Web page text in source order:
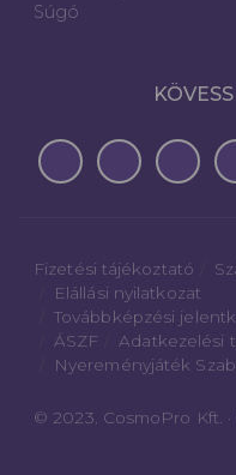
Súgó
Fizetési tájékoztató
Elállási nyilatkozat
Továbbképzési
ÁSZF
Adatkezelési
Nyereményjáték
© 2023. CosmoPro Kft.